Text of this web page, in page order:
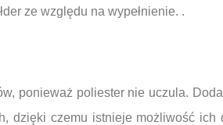
ze względu na wypełnienie. .
ponieważ poliester nie uczula.
dzięki czemu istnieje możliwość ich